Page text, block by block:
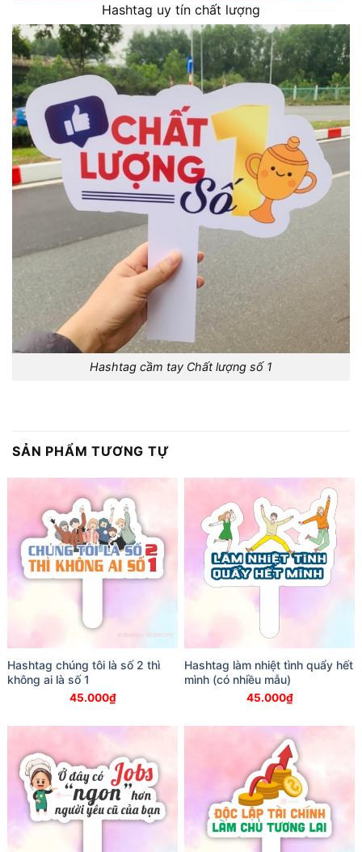
Hashtag uy tín chất lượng
Hashtag cầm tay Chất lượng số 1
SẢN PHẨM TƯƠNG TỰ
Hashtag chúng tôi là số 2 thì
không ai là số 1
45.000₫
Hashtag làm nhiệt tình quẩy hết
mình (có nhiều mẫu)
45.000₫